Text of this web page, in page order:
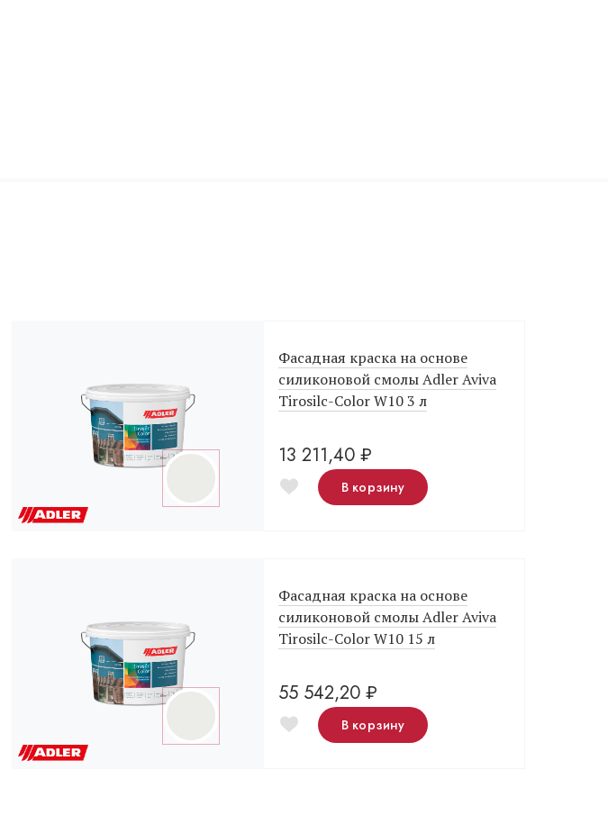
Фасадная краска на основе
силиконовой смолы Adler Aviva
Tirosilc-Color W10 3 л
13 211,40 ₽
В корзину
Фасадная краска на основе
силиконовой смолы Adler Aviva
Tirosilc-Color W10 15 л
55 542,20 ₽
В корзину